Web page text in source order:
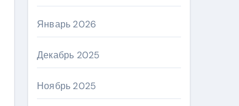
Январь 2026
Декабрь 2025
Ноябрь 2025